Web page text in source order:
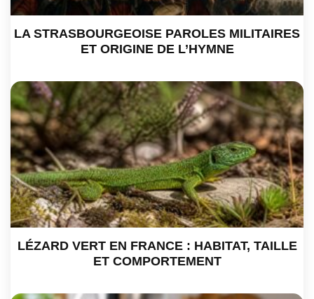
LA STRASBOURGEOISE PAROLES MILITAIRES
ET ORIGINE DE L’HYMNE
LÉZARD VERT EN FRANCE : HABITAT, TAILLE
ET COMPORTEMENT